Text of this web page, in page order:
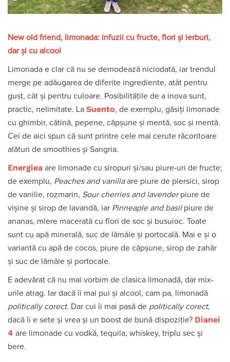
New old friend, limonada: infuzii cu fructe, flori și ierburi,
dar și cu alcool
Limonada e clar că nu se demodează niciodată, iar trendul
merge pe adăugarea de diferite ingrediente, atât pentru
gust, cât și pentru culoare. Posibilitățile de a inova sunt,
practic, nelimitate. La Suento, de exemplu, găsiți limonade
cu ghimbir, cătină, pepene, căpșune și mentă, soc și mentă.
Cei de aici spun că sunt printre cele mai cerute răcoritoare
alături de smoothies și Sangria.
Energiea are limonade cu siropuri și/sau piure-uri de fructe;
de exemplu, Peaches and vanillaare piure de piersici, sirop
de vanilie, rozmarin, Sour cherries and lavenderpiure de
vișine și sirop de lavandă, iar Pinneaple and basilpiure de
ananas, miere macerată cu flori de soc și busuioc. Toate
sunt cu apă minerală, suc de lămâie și portocală. Mai e și o
variantă cu apă de cocos, piure de căpșune, sirop de zahăr
și suc de lămâie și portocale.
E adevărat că nu mai vorbim de clasica limonadă, dar mix-
urile atrag. Iar dacă îi mai pui și alcool, cam pa, limonadă
politically corect. Dar cui îi mai pasă de politically corect,
dacă îi e sete și vrea și un boost de bună dispoziție? Dianei
4 are limonade cu vodkă, tequila, whiskey, triplu sec și
bere.